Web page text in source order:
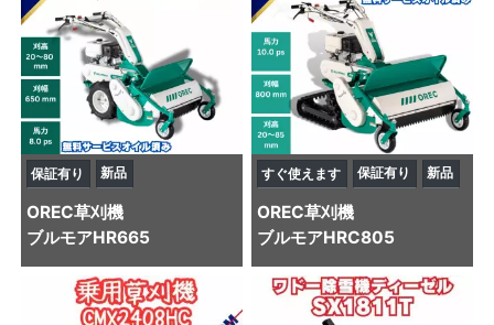
保証有り 新品
OREC草刈機
ブルモアHR665
すぐ使えます 保証有り 新品
OREC草刈機
ブルモアHRC805